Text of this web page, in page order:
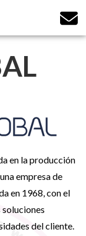
en la producción
empresa de
en 1968, con el
del cliente.